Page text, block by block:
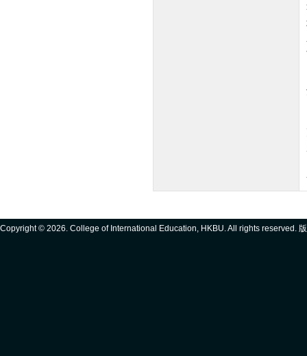
Copyright © 2026. College of International Education, HKBU. All rights reserved.